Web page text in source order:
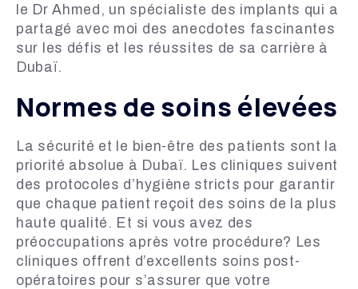
le Dr Ahmed, un spécialiste des implants qui a
partagé avec moi des anecdotes fascinantes
sur les défis et les réussites de sa carrière à
Dubaï.
Normes de soins élevées
La sécurité et le bien-être des patients sont la
priorité absolue à Dubaï. Les cliniques suivent
des protocoles d’hygiène stricts pour garantir
que chaque patient reçoit des soins de la plus
haute qualité. Et si vous avez des
préoccupations après votre procédure? Les
cliniques offrent d’excellents soins post-
opératoires pour s’assurer que votre